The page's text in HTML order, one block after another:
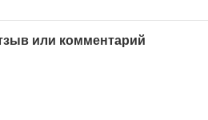
или комментарий